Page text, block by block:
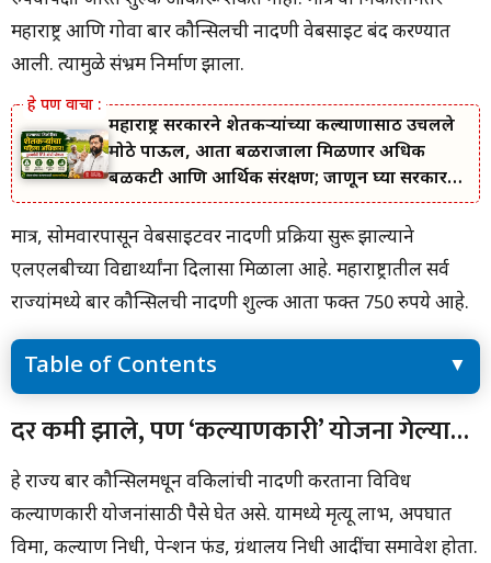
महाराष्ट्र आणि गोवा बार कौन्सिलची नोंदणी वेबसाइट बंद करण्यात
आली. त्यामुळे संभ्रम निर्माण झाला.
महाराष्ट्र सरकारने शेतकऱ्यांच्या कल्याणासाठी उचलले
मोठे पाऊल, आता बळीराजाला मिळणार अधिक
बळकटी आणि आर्थिक संरक्षण; जाणून घ्या सरकारचा
नवा संकल्प.
मात्र, सोमवारपासून वेबसाइटवर नोंदणी प्रक्रिया सुरू झाल्याने
एलएलबीच्या विद्यार्थ्यांना दिलासा मिळाला आहे. महाराष्ट्रातील सर्व
राज्यांमध्ये बार कौन्सिलची नोंदणी शुल्क आता फक्त 750 रुपये आहे.
Table of Contents
दर कमी झाले, पण ‘कल्याणकारी’ योजना गेल्या…
जन्म प्रमाणपत्र कसे काढायचे | पहा संपूर्ण प्रोसेस
15 ऑगस्टला 26 जानेवारीपेक्षा वेगळी असते झेंडा फडकावण्याची पद्धत? हे
तुम्हाला माहीत आहे का?
दर कमी झाले, पण ‘कल्याणकारी’ योजना गेल्या…
हे राज्य बार कौन्सिलमधून वकिलांची नोंदणी करताना विविध
कल्याणकारी योजनांसाठी पैसे घेत असे. यामध्ये मृत्यू लाभ, अपघात
विमा, कल्याण निधी, पेन्शन फंड, ग्रंथालय निधी आदींचा समावेश होता.